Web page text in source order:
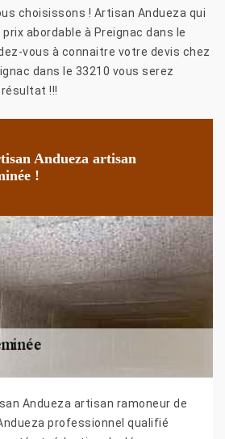
choisissons ! Artisan Andueza qui
abordable à Preignac dans le
vous à connaitre votre devis chez
dans le 33210 vous serez
!!!
Andueza artisan
!
Andueza artisan ramoneur de
professionnel qualifié